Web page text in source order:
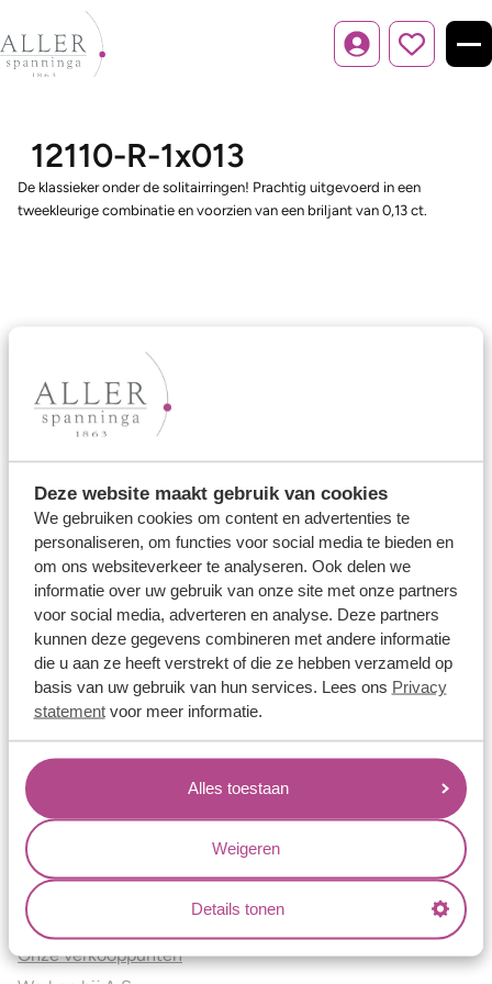
Deze website maakt gebruik van cookies
We gebruiken cookies om content en advertenties te
personaliseren, om functies voor social media te bieden en
om ons websiteverkeer te analyseren. Ook delen we
informatie over uw gebruik van onze site met onze partners
voor social media, adverteren en analyse. Deze partners
kunnen deze gegevens combineren met andere informatie
die u aan ze heeft verstrekt of die ze hebben verzameld op
basis van uw gebruik van hun services. Lees ons Privacy
statementvoor meer informatie.
Alles toestaan
Weigeren
Details tonen
Inloggen
12110-R-1x013
De klassieker onder de solitairringen! Prachtig uitgevoerd in een
tweekleurige combinatie en voorzien van een briljant van 0,13 ct.
Ons aanbod
Trouwringen
Memoireringen
Verlovingsringen
Vriendschapsringen
Over ons
Aller Spanninga
Historie
Certificaten
Blogs
Jouw voordelen
Conflictvrije Materialen
Oneindig veel mogelijkheden
Kwaliteit
Juweliers & Contact
Onze verkooppunten